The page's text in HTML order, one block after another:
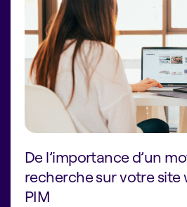
De l’importance d’un
recherche sur votre site
PIM